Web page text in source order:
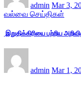
admin Mar 3,
வல்வை செய்திகள்
இறுதிக்கிரியை பற்றிய
admin Mar 1,